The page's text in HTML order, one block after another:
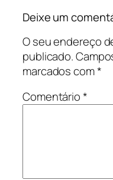
Deixe um
O seu endereço
publicado.
marcados com*
Comentário*